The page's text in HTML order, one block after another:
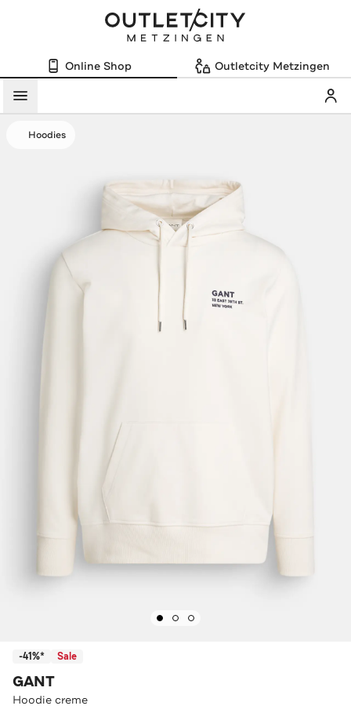
Online Shop Outletcity Metzingen
Menü
Hoodies
-41%* Sale
GANT
Hoodie creme